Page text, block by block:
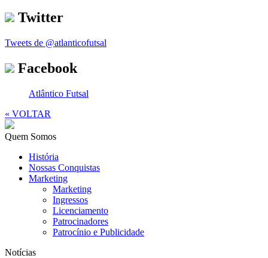
Twitter
Tweets de @atlanticofutsal
Facebook
Atlântico Futsal
« VOLTAR
Quem Somos
História
Nossas Conquistas
Marketing
Marketing
Ingressos
Licenciamento
Patrocinadores
Patrocínio e Publicidade
Notícias